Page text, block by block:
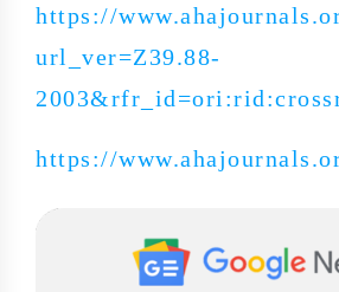
https://
url_ver=Z39.88-
https://